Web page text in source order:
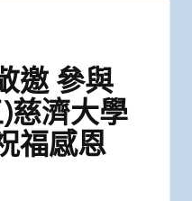
邀 參與
慈濟大學
福感恩